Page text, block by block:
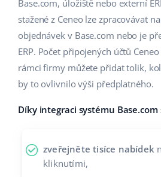
Móda
Audit účtu
Další
Kalkulačka růstu tržeb a úspor s Base
Kontakt
español (AR)
español (MX)
Français
Italiano
português (BR)
Base.com, úložiště nebo externí
stažené z Ceneo lze zpracovávat
objednávek v Base.com nebo je
ERP. Počet připojených účtů
rámci firmy můžete přidat tolik,
by to ovlivnilo výši předplatného.
Díky integraci systému Base.com
zveřejněte tisíce nabídek
kliknutími,